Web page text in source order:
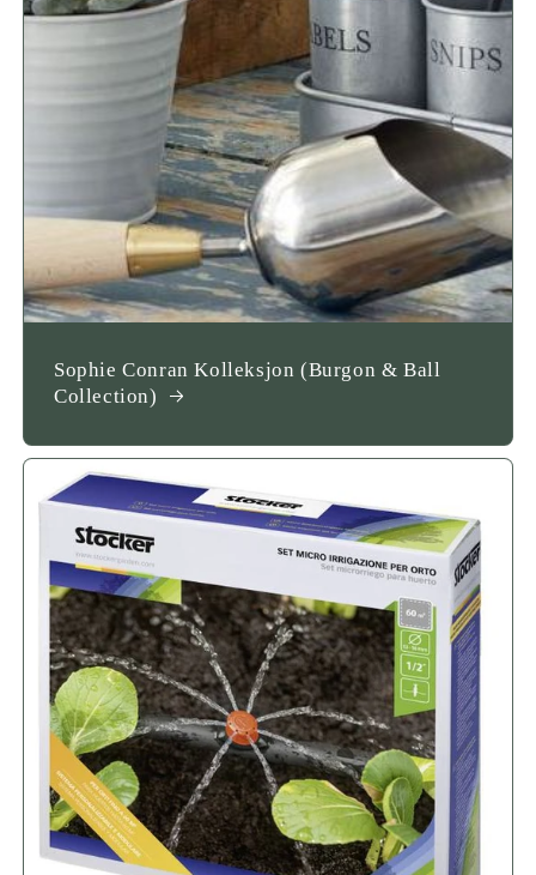
Sophie Conran Kolleksjon (Burgon & Ball
Collection)